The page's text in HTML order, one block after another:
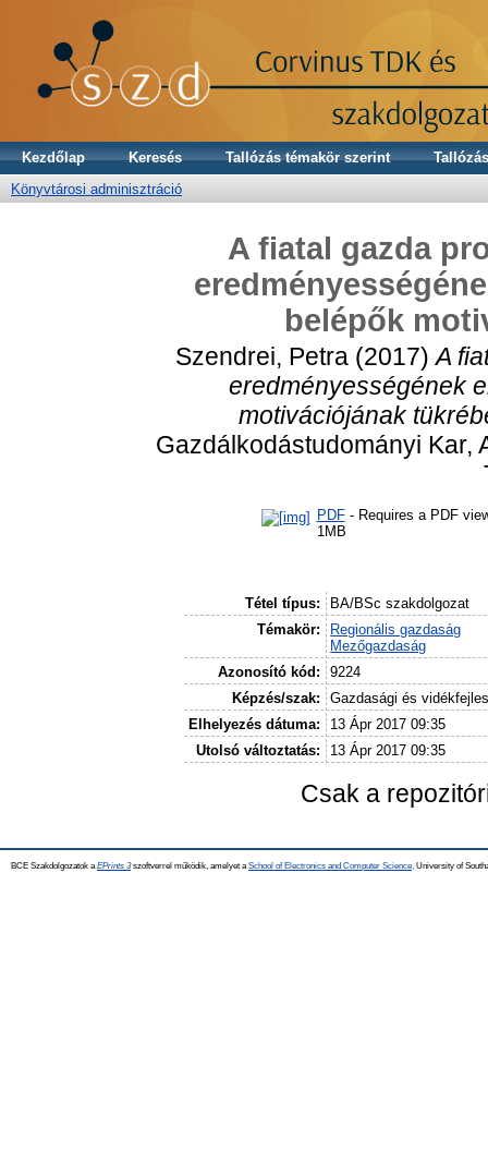
Kezdőlap Keresés Tallózás témakör szerint
Könyvtárosi adminisztráció
A fiatal gazda
belépők
Szendrei, Petra (2017)A
eredményességének
motivációjának
Gazdálkodástudományi Kar,
PDF- Requires a PDF
1MB
Tétel típus:
BA/BSc szakdolgozat
Témakör:
Regionális gazdaság
Mezőgazdaság
Azonosító kód:
9224
Képzés/szak:
Gazdasági és
Elhelyezés dátuma:
13 Ápr 2017 09:35
Utolsó változtatás:
13 Ápr 2017 09:35
Csak a
BCE Szakdolgozatok a EPrints 3szoftverrel működik, amelyet a School of Electronics and Computer Science, University of